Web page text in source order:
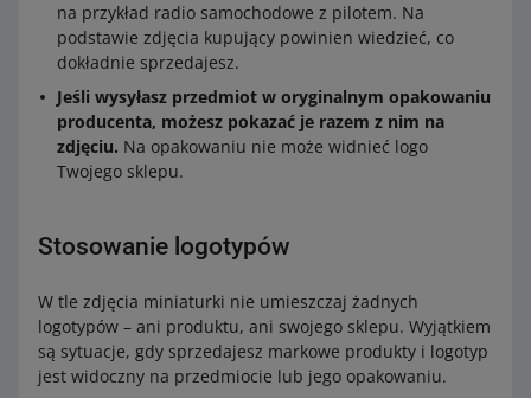
na przykład radio samochodowe z pilotem. Na
podstawie zdjęcia kupujący powinien wiedzieć, co
dokładnie sprzedajesz.
Jeśli wysyłasz przedmiot w oryginalnym opakowaniu
producenta, możesz pokazać je razem z nim na
zdjęciu. Na opakowaniu nie może widnieć logo
Twojego sklepu.
Stosowanie logotypów
W tle zdjęcia miniaturki nie umieszczaj żadnych
logotypów – ani produktu, ani swojego sklepu. Wyjątkiem
są sytuacje, gdy sprzedajesz markowe produkty i logotyp
jest widoczny na przedmiocie lub jego opakowaniu.